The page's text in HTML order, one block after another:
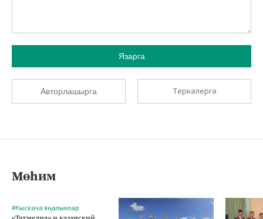
Язарга
Авторлашырга Теркәлергә
Мөһим
#Кыскача яңалыклар